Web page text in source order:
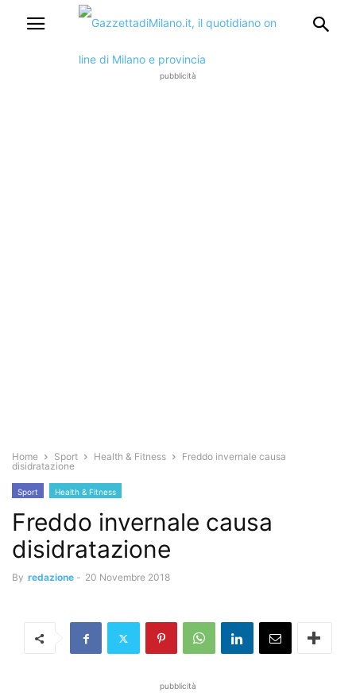
pubblicità
Home Sport Health & Fitness
Freddo invernale causa
disidratazione
Sport Health & Fitness
Freddo invernale causa
disidratazione
By redazione - 20 Novembre 2018
pubblicità